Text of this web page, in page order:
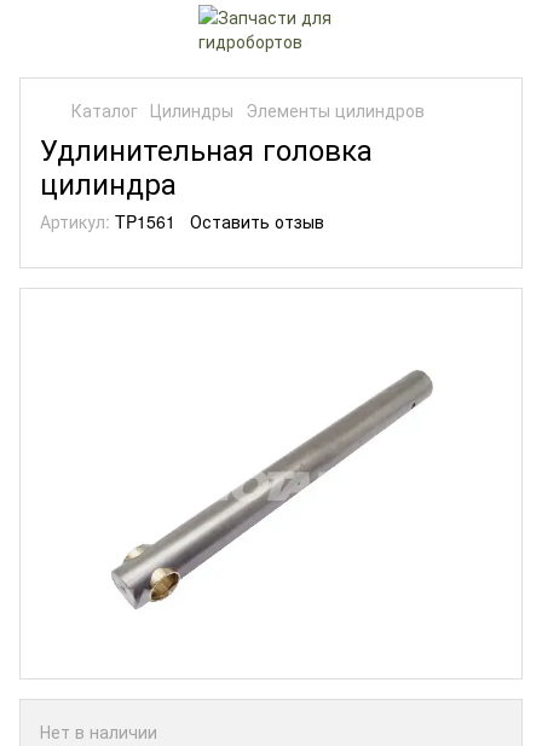
Каталог Цилиндры Элементы цилиндров
Удлинительная головка
цилиндра
Артикул: TP1561 Оставить отзыв
Нет в наличии